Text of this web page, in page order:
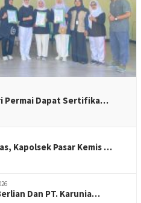
Permai Dapat Sertifika…
Kapolsek Pasar Kemis …
Dan PT. Karunia…